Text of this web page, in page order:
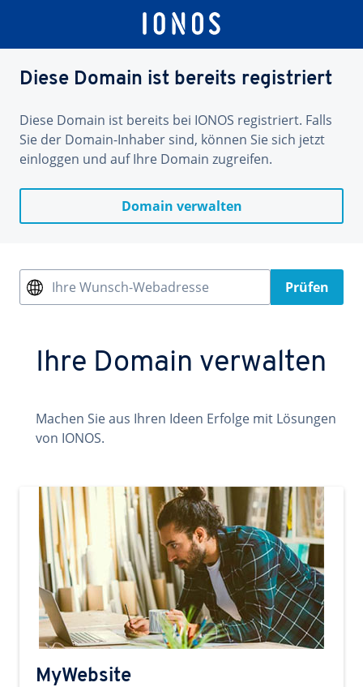
Diese Domain ist bereits registriert
Diese Domain ist bereits bei IONOS registriert. Falls
Sie der Domain-Inhaber sind, können Sie sich jetzt
einloggen und auf Ihre Domain zugreifen.
Domain verwalten
Ihre Wunsch-Webadresse Prüfen
Ihre Domain verwalten
Machen Sie aus Ihren Ideen Erfolge mit Lösungen
von IONOS.
MyWebsite